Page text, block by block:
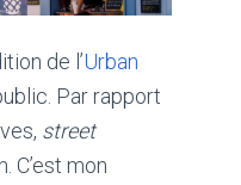
de l’Urban
Par rapport
street
C’est mon